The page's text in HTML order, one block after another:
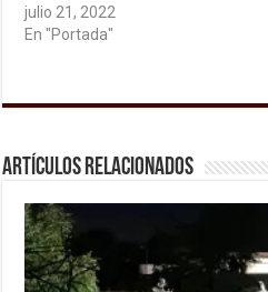
julio 21, 2022
En "Portada"
Artículos relacionados